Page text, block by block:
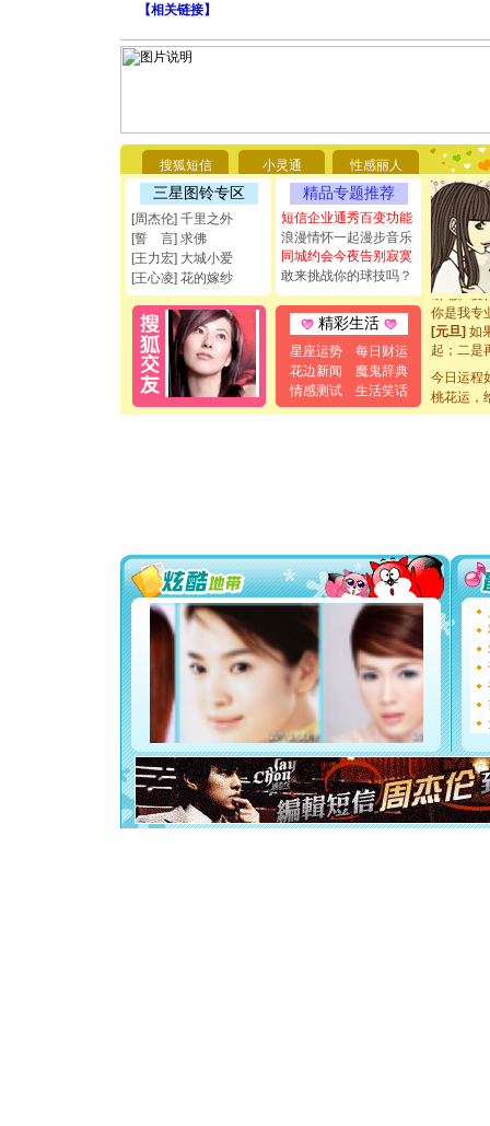
【相关链接】
搜狐短信 小灵通 性感丽人
三星图铃专区
[周杰伦] 千里之外
[誓 言] 求佛
[王力宏] 大城小爱
[王心凌] 花的嫁纱
精品专题推荐
短信企业通秀百变功能
浪漫情怀一起漫步音乐
同城约会今夜告别寂寞
敢来挑战你的球技吗？
精彩生活
星座运势
每日财运
花边新闻
魔鬼辞典
情感测试
生活笑话
要平安！
[圣诞节]
能正大光
都要快乐
[圣诞节]
如意,快
[元旦]看
断电。爱
你是我专
[元旦] 如
起；二是
[元旦]当
泣，这痛
卖了。水
你太多，
要平安
[圣诞节]
能正大
都要快乐
[圣诞节]
如意,快
[元旦]
看
断电。
你是我
[元旦]如
起；二是
离。水晶
[元旦]当
泣，这痛
今日运程
桃花运，